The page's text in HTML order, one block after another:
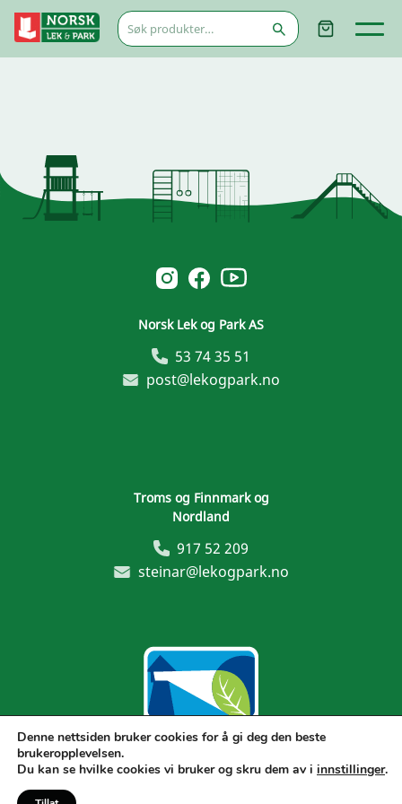
Søk
etter:
Norsk Leg & Park instagram
Norsk Leg & Park facebook
Norsk Leg & Park youtube
Norsk Lek og Park AS
53 74 35 51
post@lekogpark.no
Troms og Finnmark og
Nordland
917 52 209
steinar@lekogpark.no
Denne nettsiden bruker cookies for å gi deg den beste
brukeropplevelsen.
Du kan se hvilke cookies vi bruker og skru dem av i innstillinger.